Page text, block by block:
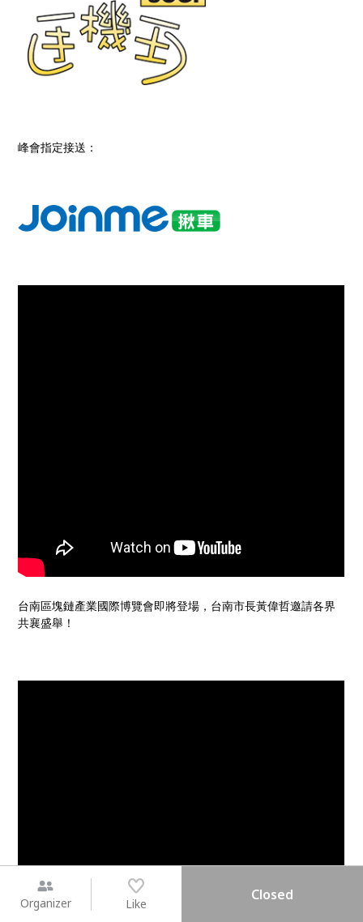
峰會指定接送：
台南區塊鏈產業國際博覽會即將登場，台南市長黃偉哲邀請各界
共襄盛舉！
Organizer Like
Closed